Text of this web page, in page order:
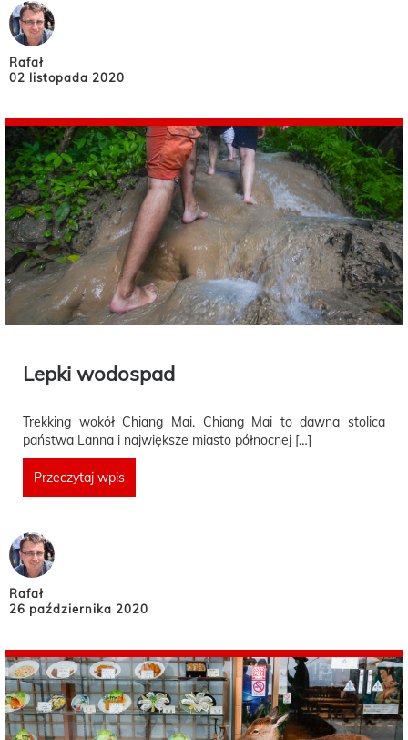
Rafał
02 listopada 2020
Lepki wodospad
Trekking wokół Chiang Mai. Chiang Mai to dawna stolica
państwa Lanna i największe miasto północnej […]
Przeczytaj wpis
Rafał
26 października 2020